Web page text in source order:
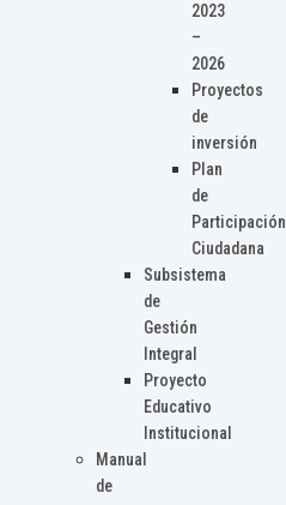
2023
–
2026
Proyectos
de
inversión
Plan
de
Participación
Ciudadana
Subsistema
de
Gestión
Integral
Proyecto
Educativo
Institucional
Manual
de